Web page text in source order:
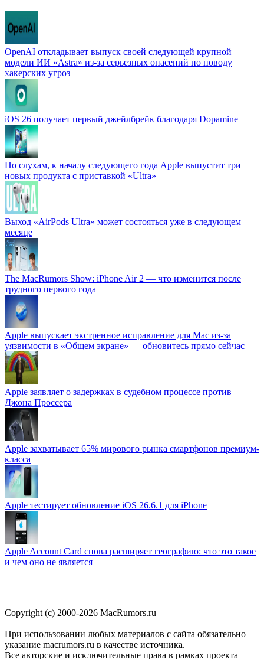
OpenAI откладывает выпуск своей следующей крупной
модели ИИ «Astra» из-за серьезных опасений по поводу
хакерских угроз
iOS 26 получает первый джейлбрейк благодаря Dopamine
По слухам, к началу следующего года Apple выпустит три
новых продукта с приставкой «Ultra»
Выход «AirPods Ultra» может состояться уже в следующем
месяце
The MacRumors Show: iPhone Air 2 — что изменится после
трудного первого года
Apple выпускает экстренное исправление для Mac из-за
уязвимости в «Общем экране» — обновитесь прямо сейчас
Apple заявляет о задержках в судебном процессе против
Джона Проссера
Apple захватывает 65% мирового рынка смартфонов премиум-
класса
Apple тестирует обновление iOS 26.6.1 для iPhone
Apple Account Card снова расширяет географию: что это такое
и чем оно не является
Copyright (c) 2000-2026 MacRumors.ru
При использовании любых материалов с сайта обязательно
указание macrumors.ru в качестве источника.
Все авторские и исключительные права в рамках проекта